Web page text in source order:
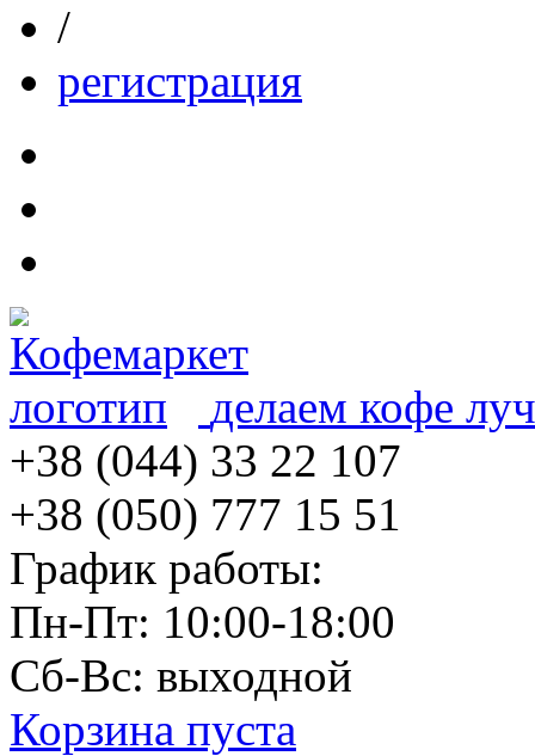
/
регистрация
делаем кофе
+38 (044) 33 22 107
+38 (050) 777 15 51
График работы:
Пн-Пт: 10:00-18:00
Сб-Вс: выходной
Корзина пуста